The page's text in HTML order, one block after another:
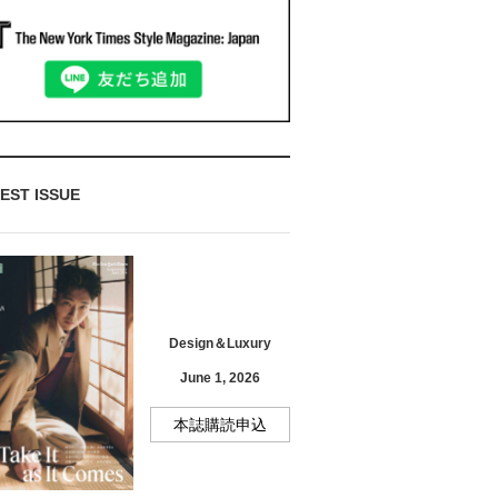
ISSUE
Design＆Luxury
June 1, 2026
本誌購読申込